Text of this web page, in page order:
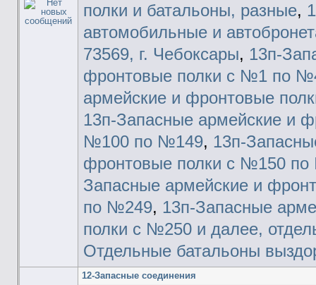
полки и батальоны, разные,
автомобильные и
73569, г. Чебоксары, 13п-
фронтовые полки с №1 по
армейские и фронтовые
13п-Запасные армейские и
№100 по №149, 13п-
фронтовые полки с №150
Запасные армейские и
по №249, 13п-Запасные
полки с №250 и далее,
Отдельные батальоны
12-Запасные соединения